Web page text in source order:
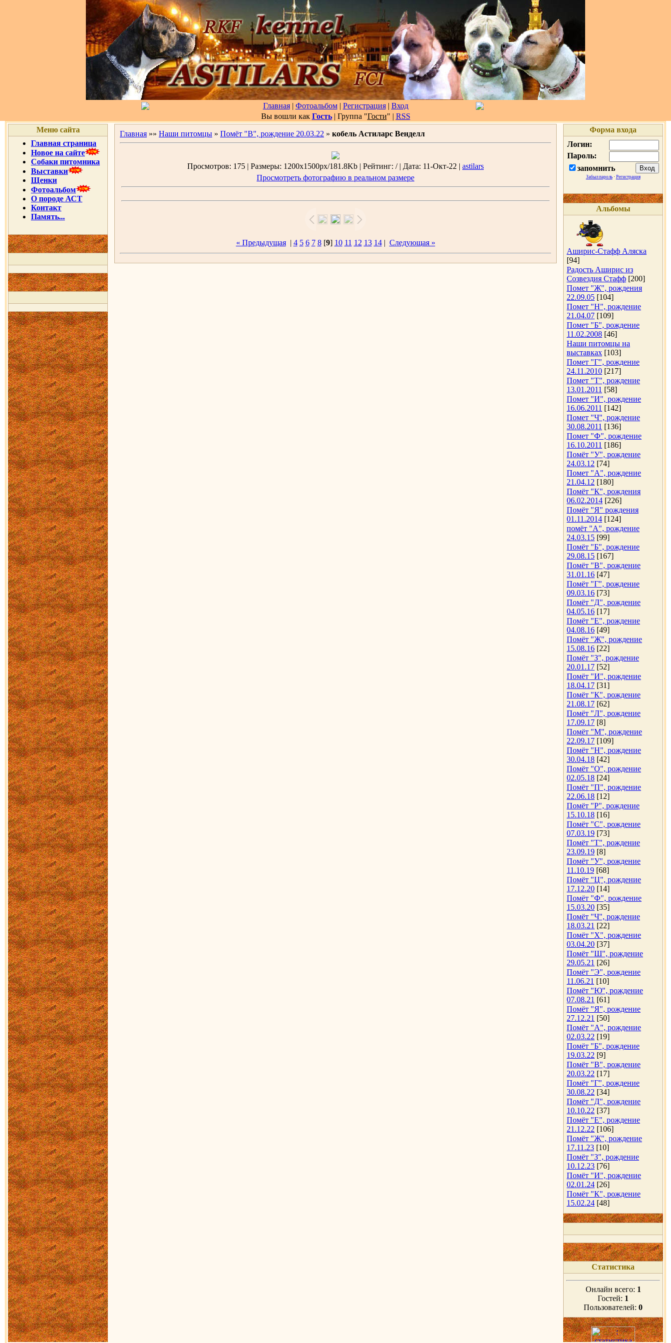
Главная| Фотоальбом| Регистрация| Вход
Вы вошли как Гость| Группа "Гости" | RSS
Меню сайта
Главная страница
Новое на сайте
Собаки питомника
Выставки
Щенки
Фотоальбом
О породе АСТ
Контакт
Память...
Главная »» Наши питомцы » Помёт "В", рождение 20.03.22 » кобель Астиларс Венделл
Просмотров: 175 | Размеры: 1200x1500px/181.8Kb | Рейтинг: / | Дата: 11-Окт-22 | astilars
Просмотреть фотографию в реальном размере
« Предыдущая| 4 5 6 7 8[9] 10 11 12 13 14| Следующая »
Форма входа
Логин:
Пароль:
запомнить
Забыл пароль· Регистрация
Альбомы
Аширис-Стафф Аляска
[94]
Радость Аширис из
Созвездия Стафф [200]
Помет "Ж", рождения
22.09.05 [104]
Помет "Н", рождение
21.04.07 [109]
Помет "Б", рождение
11.02.2008 [46]
Наши питомцы на
выставках [103]
Помет "Г", рождение
24.11.2010 [217]
Помет "Т", рождение
13.01.2011 [58]
Помет "И", рождение
16.06.2011 [142]
Помет "Ч", рождение
30.08.2011 [136]
Помет "Ф", рождение
16.10.2011 [186]
Помёт "У", рождение
24.03.12 [74]
Помет "А", рождение
21.04.12 [180]
Помёт "К", рождения
06.02.2014 [226]
Помёт "Я" рождения
01.11.2014 [124]
помёт "А", рождение
24.03.15 [99]
Помёт "Б", рождение
29.08.15 [167]
Помёт "В", рождение
31.01.16 [47]
Помёт "Г", рождение
09.03.16 [73]
Помёт "Д", рождение
04.05.16 [17]
Помёт "Е", рождение
04.08.16 [49]
Помёт "Ж", рождение
15.08.16 [22]
Помёт "З", рождение
20.01.17 [52]
Помёт "И", рождение
18.04.17 [31]
Помёт "К", рождение
21.08.17 [62]
Помёт "Л", рождение
17.09.17 [8]
Помёт "М", рождение
22.09.17 [109]
Помёт "Н", рождение
30.04.18 [42]
Помёт "О", рождение
02.05.18 [24]
Помёт "П", рождение
22.06.18 [12]
Помёт "Р", рождение
15.10.18 [16]
Помёт "С", рождение
07.03.19 [73]
Помёт "Т", рождение
23.09.19 [8]
Помёт "У", рождение
11.10.19 [68]
Помёт "Ц", рождение
17.12.20 [14]
Помёт "Ф", рождение
15.03.20 [35]
Помёт "Ч", рождение
18.03.21 [22]
Помёт "Х", рождение
03.04.20 [37]
Помёт "Ш", рождение
29.05.21 [26]
Помёт "Э", рождение
11.06.21 [10]
Помёт "Ю", рождение
07.08.21 [61]
Помёт "Я", рождение
27.12.21 [50]
Помёт "А", рождение
02.03.22 [19]
Помёт "Б", рождение
19.03.22 [9]
Помёт "В", рождение
20.03.22 [17]
Помёт "Г", рождение
30.08.22 [34]
Помёт "Д", рождение
10.10.22 [37]
Помёт "Е", рождение
21.12.22 [106]
Помёт "Ж", рождение
17.11.23 [10]
Помёт "З", рождение
10.12.23 [76]
Помёт "И", рождение
02.01.24 [26]
Помёт "К", рождение
15.02.24 [48]
Статистика
Онлайн всего: 1
Гостей: 1
Пользователей: 0